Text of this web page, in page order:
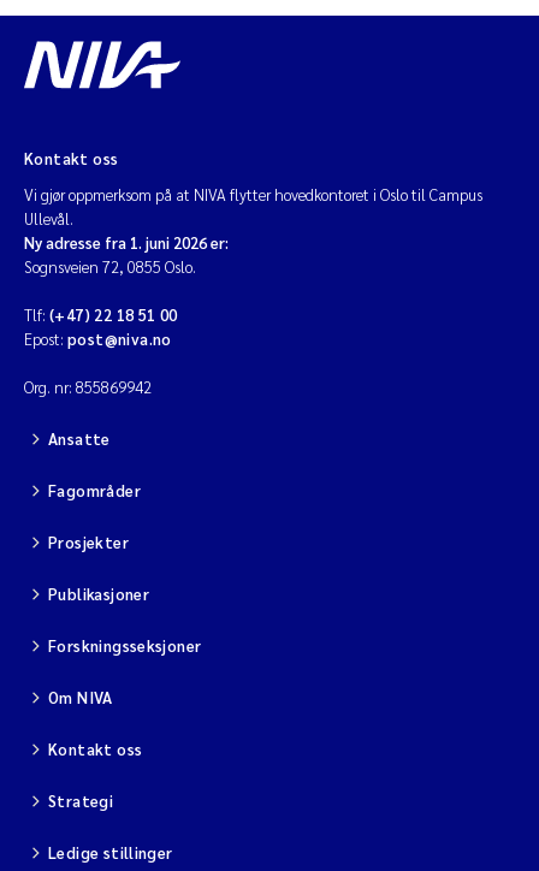
Kontakt oss
Vi gjør oppmerksom på at NIVA flytter hovedkontoret i Oslo til Campus
Ullevål.
Ny adresse fra 1. juni 2026 er:
Sognsveien 72, 0855 Oslo.
Tlf: (+47) 22 18 51 00
Epost: post@niva.no
Org. nr: 855869942
Ansatte
Fagområder
Prosjekter
Publikasjoner
Forskningsseksjoner
Om NIVA
Kontakt oss
Strategi
Ledige stillinger